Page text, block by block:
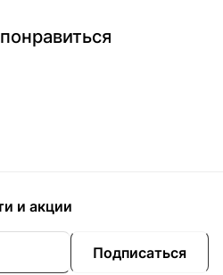
и акции
Подписаться